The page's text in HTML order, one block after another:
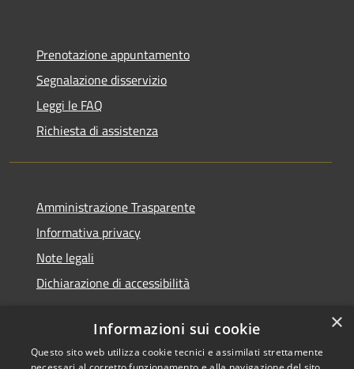
Prenotazione appuntamento
Segnalazione disservizio
Leggi le FAQ
Richiesta di assistenza
Amministrazione Trasparente
Informativa privacy
Note legali
Dichiarazione di accessibilità
RSS Copyright © 2026 • Comune di
×
Informazioni sui cookie
Questo sito web utilizza cookie tecnici e assimilati strettamente